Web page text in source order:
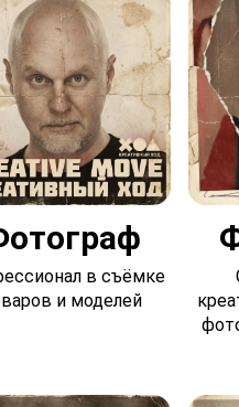
в съёмке
и моделей